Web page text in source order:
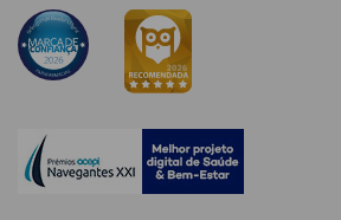
Hidratantes
Séruns Faciais
Anti-